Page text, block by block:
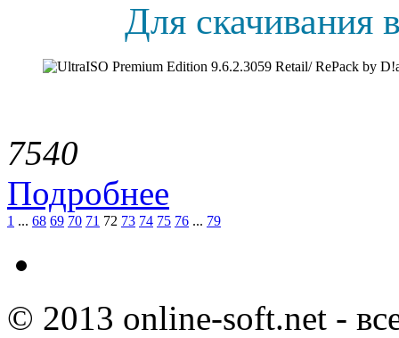
Для скачивания
7540
Подробнее
1 ... 68 69 70 71 72 73 74 75 76 ... 79
© 2013 online-soft.net -